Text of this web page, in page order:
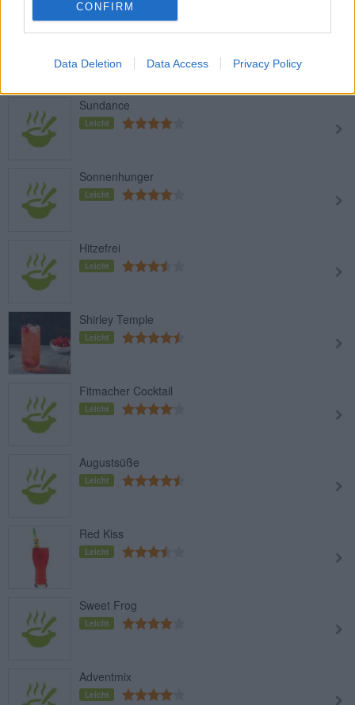
CONFIRM
Data Deletion Data Access Privacy Policy
Erdbeer Traum
Sundance
Leicht
Sonnenhunger
Leicht
Hitzefrei
Leicht
Shirley Temple
Leicht
Fitmacher Cocktail
Leicht
Augustsüße
Leicht
Red Kiss
Leicht
Sweet Frog
Leicht
Adventmix
Leicht